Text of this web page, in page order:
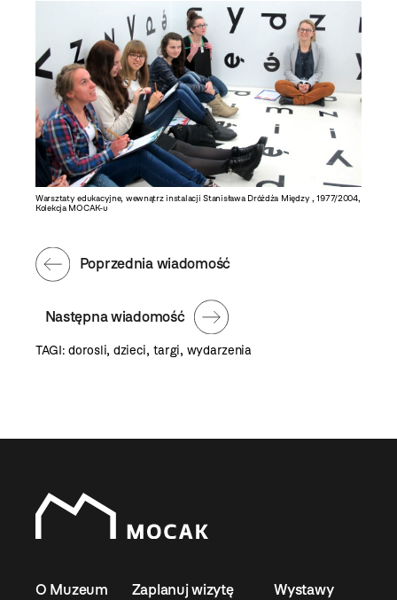
Warsztaty edukacyjne, wewnątrz instalacji Stanisława Dróżdża Między , 1977/2004,
Kolekcja MOCAK-u
Następna wiadomość
Poprzednia wiadomość
TAGI:dorosli, dzieci, targi, wydarzenia
O Muzeum Zaplanuj wizytę Wystawy